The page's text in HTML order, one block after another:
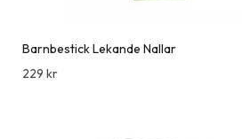
Barnbestick Lekande Nallar
229 kr